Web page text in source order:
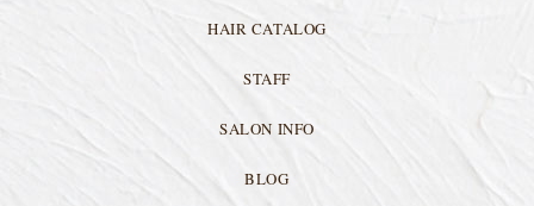
HAIR CATALOG
STAFF
SALON INFO
BLOG